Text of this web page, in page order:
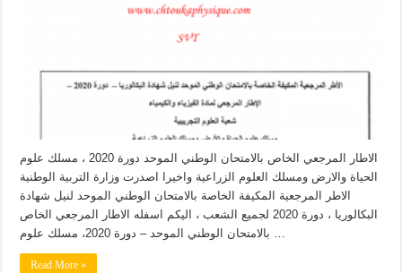
الاطار المرجعي الخاص بالامتحان الوطني الموحد دورة 2020 ، مسلك علوم
الحياة والارض ومسلك العلوم الزراعية واخيرا اصدرت وزارة التربية الوطنية
الاطر المرجعية المكيفة الخاصة بالامتحان الوطني الموحد لنيل شهادة
البكالوريا ، دورة 2020 لجميع الشعب ، اليكم اسفله الاطار المرجعي الخاص
Read More »